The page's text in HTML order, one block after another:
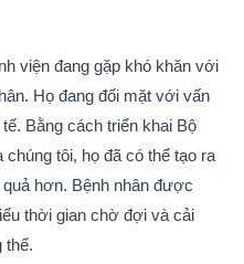
viện đang gặp khó khăn với
Họ đang đối mặt với vấn
Bằng cách triển khai Bộ
chúng tôi, họ đã có thể tạo ra
hơn. Bệnh nhân được
thời gian chờ đợi và cải
thể.